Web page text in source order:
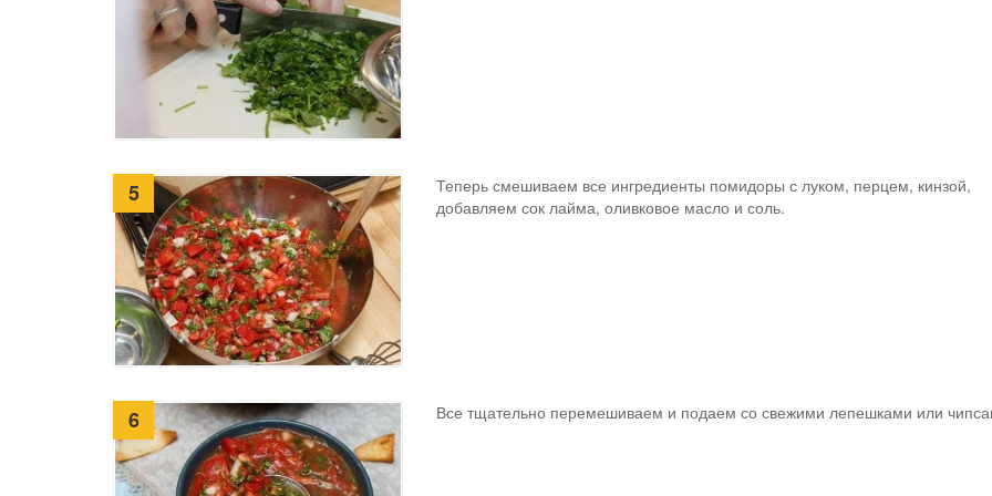
5
Теперь смешиваем все ингредиенты помидоры с луком, перцем, кинзой,
добавляем сок лайма, оливковое масло и соль.
6 Все тщательно перемешиваем и подаем со свежими лепешками или